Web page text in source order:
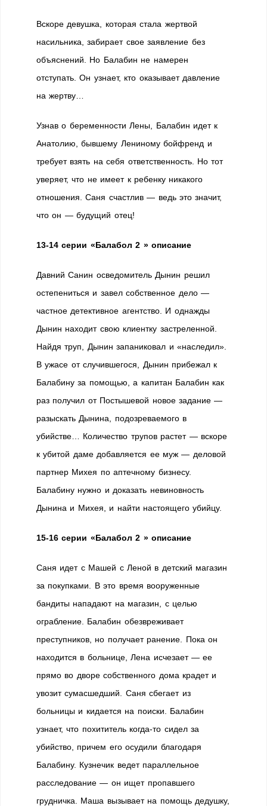
Вскоре девушка, которая стала жертвой
насильника, забирает свое заявление без
объяснений. Но Балабин не намерен
отступать. Он узнает, кто оказывает давление
на жертву…
Узнав о беременности Лены, Балабин идет к
Анатолию, бывшему Лениному бойфренд и
требует взять на себя ответственность. Но тот
уверяет, что не имеет к ребенку никакого
отношения. Саня счастлив — ведь это значит,
что он — будущий отец!
13-14 серии «Балабол 2 » описание
Давний Санин осведомитель Дынин решил
остепениться и завел собственное дело —
частное детективное агентство. И однажды
Дынин находит свою клиентку застреленной.
Найдя труп, Дынин запаниковал и «наследил».
В ужасе от случившегося, Дынин прибежал к
Балабину за помощью, а капитан Балабин как
раз получил от Постышевой новое задание —
разыскать Дынина, подозреваемого в
убийстве… Количество трупов растет — вскоре
к убитой даме добавляется ее муж — деловой
партнер Михея по аптечному бизнесу.
Балабину нужно и доказать невиновность
Дынина и Михея, и найти настоящего убийцу.
15-16 серии «Балабол 2 » описание
Саня идет с Машей с Леной в детский магазин
за покупками. В это время вооруженные
бандиты нападают на магазин, с целью
ограбление. Балабин обезвреживает
преступников, но получает ранение. Пока он
находится в больнице, Лена исчезает — ее
прямо во дворе собственного дома крадет и
увозит сумасшедший. Саня сбегает из
больницы и кидается на поиски. Балабин
узнает, что похититель когда-то сидел за
убийство, причем его осудили благодаря
Балабину. Кузнечик ведет параллельное
расследование — он ищет пропавшего
грудничка. Маша вызывает на помощь дедушку,